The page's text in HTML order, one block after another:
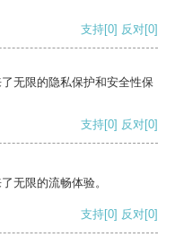
支持[0] 反对[0]
无限的隐私保护和安全性保
支持[0] 反对[0]
无限的流畅体验。
支持[0] 反对[0]